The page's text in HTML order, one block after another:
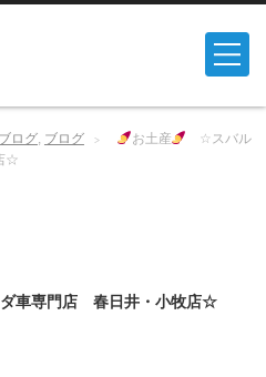
ログ, ブログ お土産
☆スバル
☆
車専門店 春日井・小牧店☆